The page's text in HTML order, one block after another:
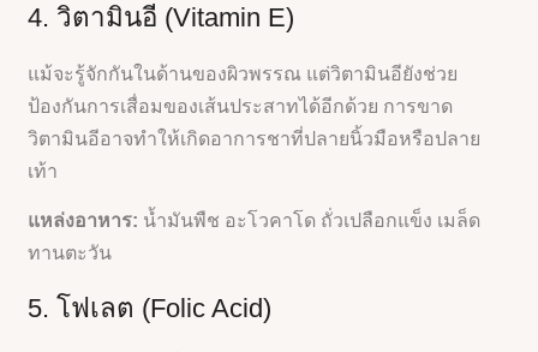
4. วิตามินอี (Vitamin E)
แม้จะรู้จักกันในด้านของผิวพรรณ แต่วิตามินอียังช่วย
ป้องกันการเสื่อมของเส้นประสาทได้อีกด้วย การขาด
วิตามินอีอาจทำให้เกิดอาการชาที่ปลายนิ้วมือหรือปลาย
เท้า
แหล่งอาหาร: น้ำมันพืช อะโวคาโด ถั่วเปลือกแข็ง เมล็ด
ทานตะวัน
5. โฟเลต (Folic Acid)